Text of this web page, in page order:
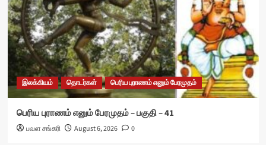
இலக்கியம் தொடர்கள் பெரிய புராணம் எனும் பேரமுதம்
பெரிய புராணம் எனும் பேரமுதம் – பகுதி – 41
பவள சங்கரி August 6, 2026 0